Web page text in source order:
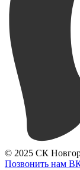
© 2025 СК
Позвонить нам